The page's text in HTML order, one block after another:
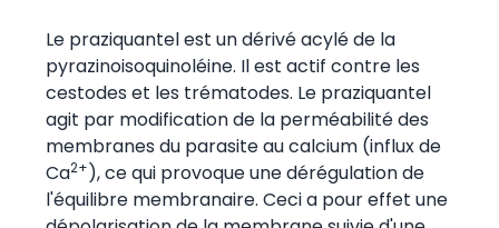
Le praziquantel est un dérivé acylé de la
pyrazinoisoquinoléine. Il est actif contre les
cestodes et les trématodes. Le praziquantel
agit par modification de la perméabilité des
membranes du parasite au calcium (influx de
Ca2+), ce qui provoque une dérégulation de
l'équilibre membranaire. Ceci a pour effet une